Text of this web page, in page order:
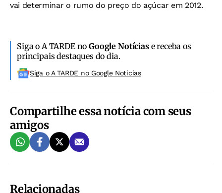
vai determinar o rumo do preço do açúcar em 2012.
Siga o A TARDE noGoogle Notíciase receba os
principais destaques do dia.
Siga o A TARDE no Google Noticias
Compartilhe essa notícia com seus
amigos
Relacionadas